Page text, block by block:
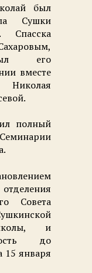
был
Сушки
Спасска
его
вместе
полный
Совета
и
до
15 января